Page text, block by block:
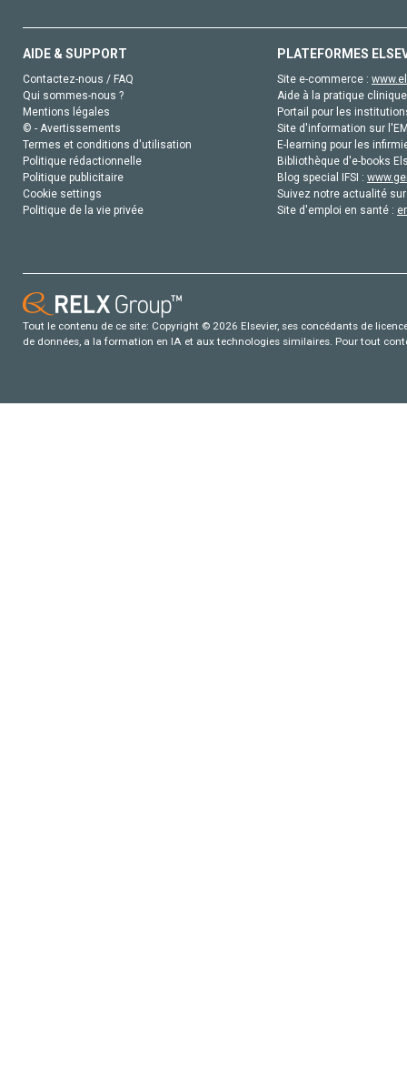
AIDE & SUPPORT
Contactez-nous / FAQ
Qui sommes-nous ?
Mentions légales
© - Avertissements
Termes et conditions d'utilisation
Politique rédactionnelle
Politique publicitaire
Cookie settings
Politique de la vie privée
PLATEFORMES
Site e-commerce :
Aide à la pratique
Portail pour les
Site d'information sur
E-learning pour les
Bibliothèque d'e-books
Blog special IFSI :
Suivez notre actualité
Site d'emploi en santé :
Tout le contenu de ce site: Copyright © 2026 Elsevier, ses concédants de
de données, a la formation en IA et aux technologies similaires. Pour tout